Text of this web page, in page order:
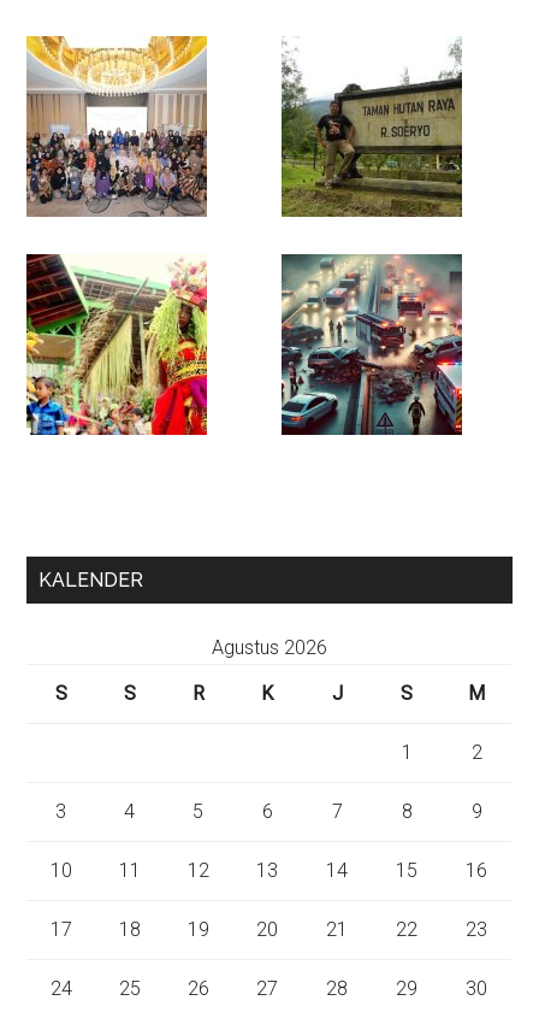
KALENDER
Agustus 2026
S
S R K J S M
1 2
3 4 5 6 7 8 9
10 11 12 13 14 15 16
17 18 19 20 21 22 23
24 25 26 27 28 29 30